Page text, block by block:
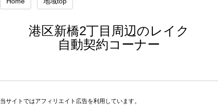
港区新橋2丁目周辺のレイク
自動契約コーナー
当サイトではアフィリエイト広告を利用しています。